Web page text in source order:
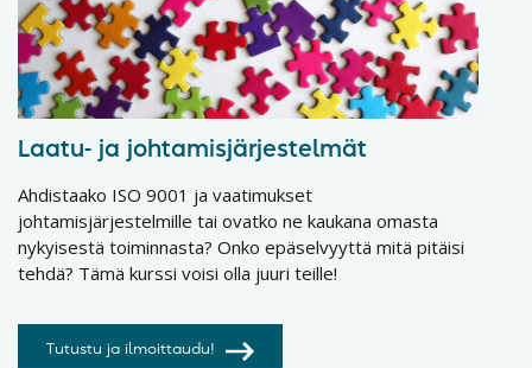
Laatu- ja johtamisjärjestelmät
Ahdistaako ISO 9001 ja vaatimukset
johtamisjärjestelmille tai ovatko ne kaukana omasta
nykyisestä toiminnasta? Onko epäselvyyttä mitä pitäisi
tehdä? Tämä kurssi voisi olla juuri teille!
Tutustu ja ilmoittaudu!